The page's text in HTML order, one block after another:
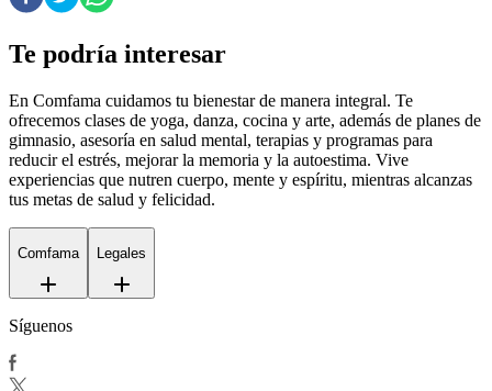
Te podría interesar
En Comfama cuidamos tu bienestar de manera integral. Te
ofrecemos clases de yoga, danza, cocina y arte, además de planes de
gimnasio, asesoría en salud mental, terapias y programas para
reducir el estrés, mejorar la memoria y la autoestima. Vive
experiencias que nutren cuerpo, mente y espíritu, mientras alcanzas
tus metas de salud y felicidad.
Comfama Legales
Síguenos